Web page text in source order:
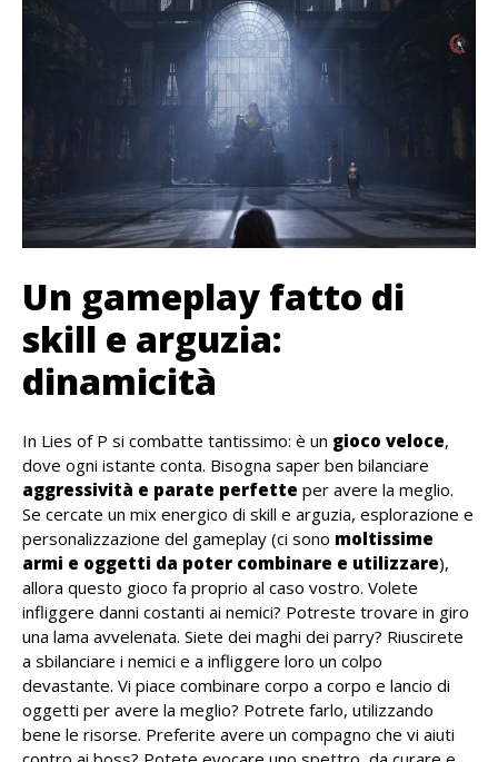
Un gameplay fatto di
skill e arguzia:
dinamicità
In Lies of P si combatte tantissimo: è un gioco veloce,
dove ogni istante conta. Bisogna saper ben bilanciare
aggressività e parate perfette per avere la meglio.
Se cercate un mix energico di skill e arguzia, esplorazione e
personalizzazione del gameplay (ci sono moltissime
armi e oggetti da poter combinare e utilizzare),
allora questo gioco fa proprio al caso vostro. Volete
infliggere danni costanti ai nemici? Potreste trovare in giro
una lama avvelenata. Siete dei maghi dei parry? Riuscirete
a sbilanciare i nemici e a infliggere loro un colpo
devastante. Vi piace combinare corpo a corpo e lancio di
oggetti per avere la meglio? Potrete farlo, utilizzando
bene le risorse. Preferite avere un compagno che vi aiuti